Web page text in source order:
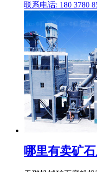
联系电话: 180 3780
哪里有卖矿